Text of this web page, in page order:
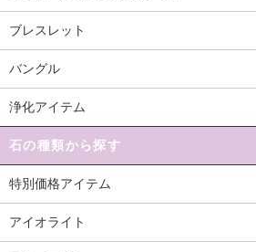
ブレスレット
バングル
浄化アイテム
石の種類から探す
特別価格アイテム
アイオライト